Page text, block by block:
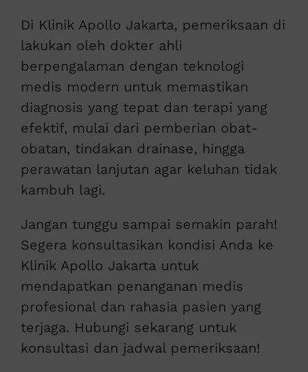
Di Klinik Apollo Jakarta, pemeriksaan di
lakukan oleh dokter ahli
berpengalaman dengan teknologi
medis modern untuk memastikan
diagnosis yang tepat dan terapi yang
efektif, mulai dari pemberian obat-
obatan, tindakan drainase, hingga
perawatan lanjutan agar keluhan tidak
kambuh lagi.
Jangan tunggu sampai semakin parah!
Segera konsultasikan kondisi Anda ke
Klinik Apollo Jakarta untuk
mendapatkan penanganan medis
profesional dan rahasia pasien yang
terjaga. Hubungi sekarang untuk
konsultasi dan jadwal pemeriksaan!